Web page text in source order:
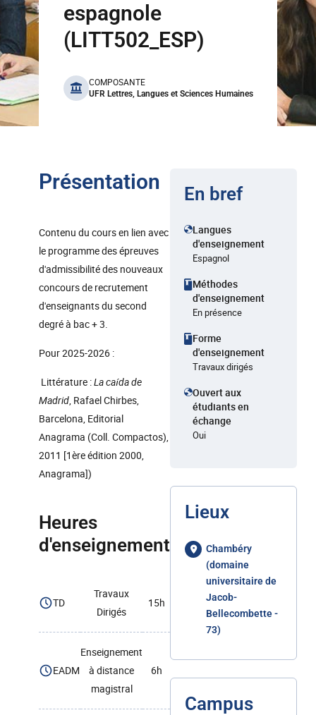
espagnole
(LITT502_ESP)
benefits
COMPOSANTE
UFR Lettres, Langues et Sciences Humaines
Présentation
Contenu du cours en lien avec
le programme des épreuves
d'admissibilité des nouveaux
concours de recrutement
d'enseignants du second
degré à bac + 3.
Pour 2025-2026 :
Littérature :La caída de
Madrid, Rafael Chirbes,
Barcelona, Editorial
Anagrama (Coll. Compactos),
2011 [1ère édition 2000,
Anagrama])
Heures
d'enseignement
TD
Travaux
Dirigés
15h
EADM
Enseignement
à distance
magistral
6h
En bref
Langues
d'enseignement
Espagnol
Méthodes
d'enseignement
En présence
Forme
d'enseignement
Travaux dirigés
Ouvert aux
étudiants en
échange
Oui
Lieux
Chambéry
(domaine
universitaire de
Jacob-
Bellecombette -
73)
Campus